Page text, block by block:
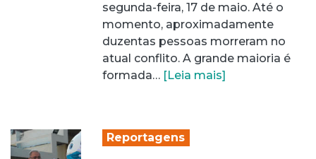
segunda-feira, 17 de maio. Até o
momento, aproximadamente
duzentas pessoas morreram no
atual conflito. A grande maioria é
formada… [Leia mais]
Reportagens